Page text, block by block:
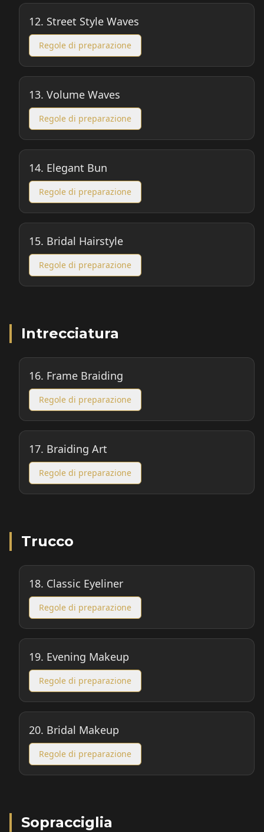
12. Street Style Waves
Regole di preparazione
13. Volume Waves
Regole di preparazione
14. Elegant Bun
Regole di preparazione
15. Bridal Hairstyle
Regole di preparazione
Intrecciatura
16. Frame Braiding
Regole di preparazione
17. Braiding Art
Regole di preparazione
Trucco
18. Classic Eyeliner
Regole di preparazione
19. Evening Makeup
Regole di preparazione
20. Bridal Makeup
Regole di preparazione
Sopracciglia